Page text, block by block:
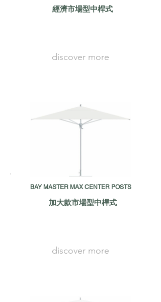
經濟市場型中桿式
discover more
BAY MASTER MAX CENTER POSTS
加大款市場型中桿式
discover more